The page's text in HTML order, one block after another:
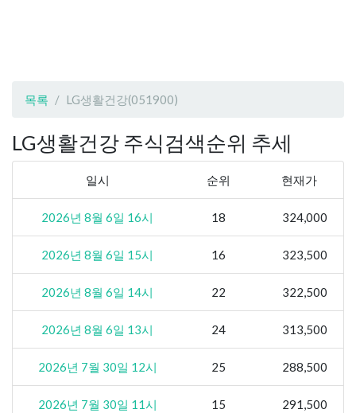
목록 LG생활건강(051900)
LG생활건강 주식검색순위 추세
일시 순위 현재가
2026년 8월 6일 16시 18 324,000
2026년 8월 6일 15시 16 323,500
2026년 8월 6일 14시 22 322,500
2026년 8월 6일 13시 24 313,500
2026년 7월 30일 12시 25 288,500
2026년 7월 30일 11시 15 291,500